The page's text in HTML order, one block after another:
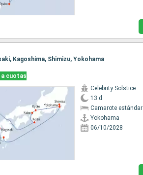
Kagoshima, Shimizu, Yokohama
a cuotas
Celebrity Solstice
13 d
Camarote estándar
Yokohama
06/10/2028